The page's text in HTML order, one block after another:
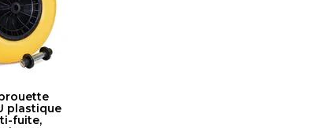
plastique
fuite,